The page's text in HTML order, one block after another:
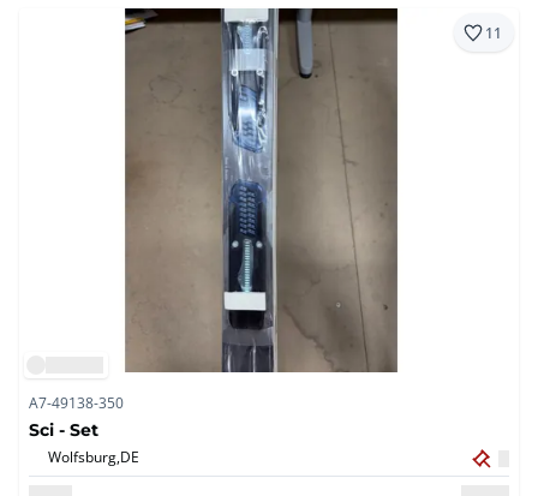
11
A7-49138-350
Sci - Set
Wolfsburg,DE